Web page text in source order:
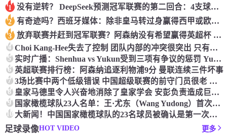
1 没有逆转？ DeepSeek预测冠军联赛的第二回合：4支球队在第一回合中获胜 枪手输了
2 有奇迹吗？西班牙媒体：除非皇马转过身赢得西甲或欧洲冠军
3 放弃联赛并赶到冠军联赛？阿森纳没有希望赢得英超杯 赢得欧洲冠军的可能性
4 Choi Kang-Hee失去了控制 团队内部的冲突很突出 只有一个人可以从水火中拯救崔孔
5 实时广播：Shenhua vs Yukun受到三项有争议的惩罚 Yukun将向中国足球联合会提出投诉
6 英超联赛排行榜：阿森纳追逐利物浦9分 曼联连续三件坏事
7 3场比赛中两个低级错误 中国超级联赛的前守门员很老 是时候让位了 最好的继任者出现
8 皇家马德里令人兴奋地消除了皇家学会 安彭负责造成巨大的灾难！
9 国家橄榄球队23人名单：王·尤东（Wang Yudong）首次被选为第11名 塞吉尼奥（Serginho）在名单上
10 大新闻！中国国家橄榄球队的23名球员被确认是第一次进入阵容
足球录像HOT VIDEO 更多